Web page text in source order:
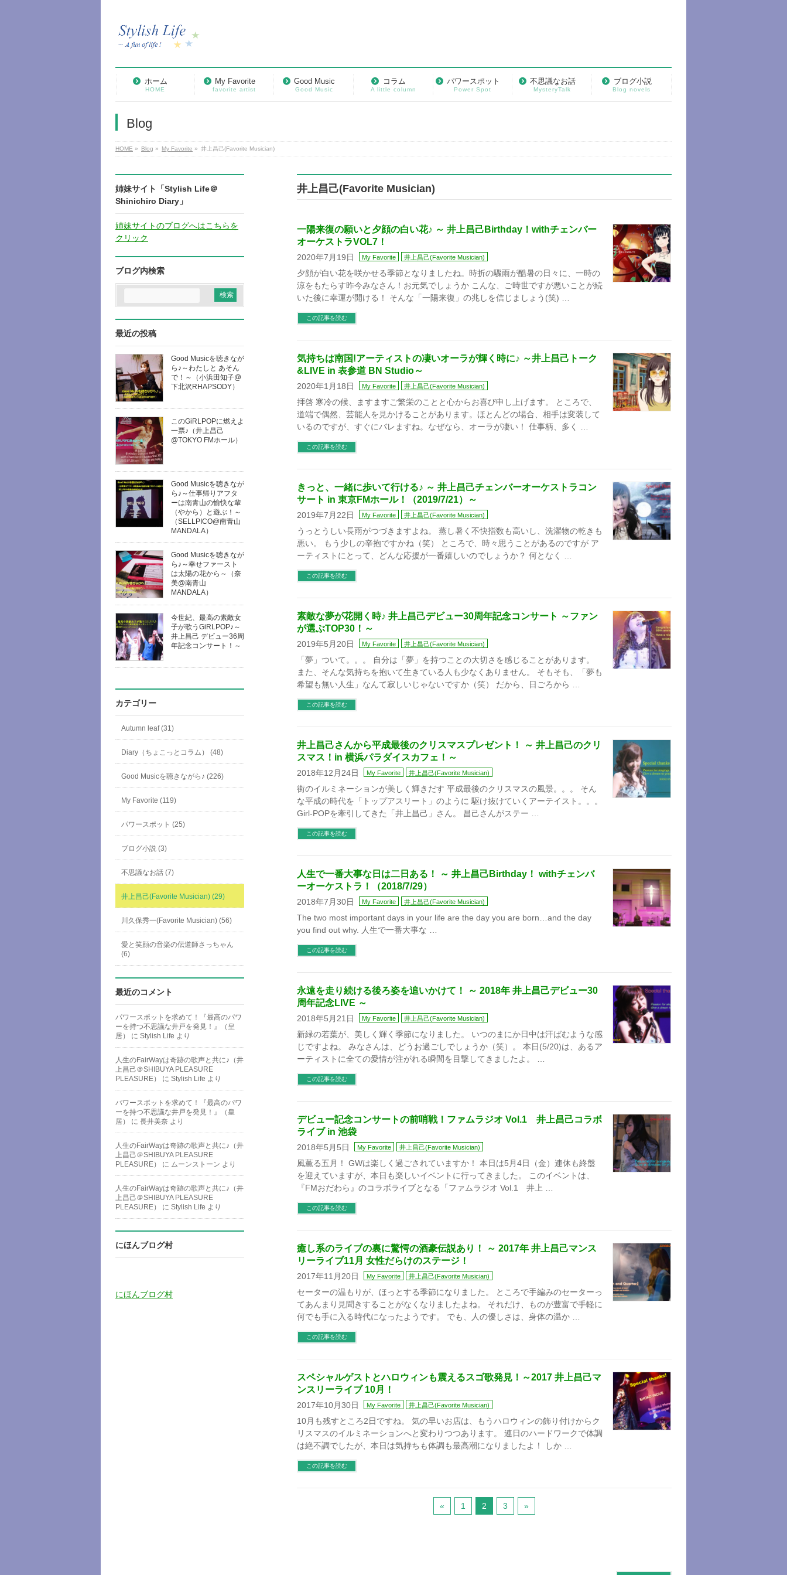
ホーム
HOME
My Favorite
favorite artist
Good Music
Good Music
コラム
A little column
パワースポット
Power Spot
不思議なお話
MysteryTalk
ブログ小説
Blog novels
Blog
HOME » Blog » My Favorite » 井上昌己(Favorite Musician)
井上昌己(Favorite Musician)
一陽来復の願いと夕顔の白い花♪ ～ 井上昌己Birthday！withチェンバー
オーケストラVOL7！
2020年7月19日 My Favorite 井上昌己(Favorite Musician)
夕顔が白い花を咲かせる季節となりましたね。時折の驟雨が酷暑の日々に、一時の
涼をもたらす昨今みなさん！お元気でしょうか こんな、ご時世ですが悪いことが続
いた後に幸運が開ける！ そんな「一陽来復」の兆しを信じましょう(笑) …
この記事を読む
気持ちは南国!アーティストの凄いオーラが輝く時に♪ ～井上昌己トーク
&LIVE in 表参道 BN Studio～
2020年1月18日 My Favorite 井上昌己(Favorite Musician)
拝啓 寒冷の候、ますますご繁栄のことと心からお喜び申し上げます。 ところで、
道端で偶然、芸能人を見かけることがあります。ほとんどの場合、相手は変装して
いるのですが、すぐにバレますね。なぜなら、オーラが凄い！ 仕事柄、多く …
この記事を読む
きっと、一緒に歩いて行ける♪ ～ 井上昌己チェンバーオーケストラコン
サート in 東京FMホール！（2019/7/21）～
2019年7月22日 My Favorite 井上昌己(Favorite Musician)
うっとうしい長雨がつづきますよね。 蒸し暑く不快指数も高いし、洗濯物の乾きも
悪い。 もう少しの辛抱ですかね（笑） ところで、時々思うことがあるのですが ア
ーティストにとって、どんな応援が一番嬉しいのでしょうか？ 何となく …
この記事を読む
素敵な夢が花開く時♪ 井上昌己デビュー30周年記念コンサート ～ファン
が選ぶTOP30！～
2019年5月20日 My Favorite 井上昌己(Favorite Musician)
「夢」ついて。。。 自分は「夢」を持つことの大切さを感じることがあります。
また、そんな気持ちを抱いて生きている人も少なくありません。 そもそも、「夢も
希望も無い人生」なんて寂しいじゃないですか（笑） だから、日ごろから …
この記事を読む
井上昌己さんから平成最後のクリスマスプレゼント！ ～ 井上昌己のクリ
スマス！in 横浜パラダイスカフェ！～
2018年12月24日 My Favorite 井上昌己(Favorite Musician)
街のイルミネーションが美しく輝きだす 平成最後のクリスマスの風景。。。 そん
な平成の時代を「トップアスリート」のように 駆け抜けていくアーテイスト。。。
Girl-POPを牽引してきた「井上昌己」さん。 昌己さんがステー …
この記事を読む
人生で一番大事な日は二日ある！ ～ 井上昌己Birthday！ withチェンバ
ーオーケストラ！（2018/7/29）
2018年7月30日 My Favorite 井上昌己(Favorite Musician)
The two most important days in your life are the day you are born…and the day
you find out why. 人生で一番大事な …
この記事を読む
永遠を走り続ける後ろ姿を追いかけて！ ～ 2018年 井上昌己デビュー30
周年記念LIVE ～
2018年5月21日 My Favorite 井上昌己(Favorite Musician)
新緑の若葉が、美しく輝く季節になりました。 いつのまにか日中は汗ばむような感
じですよね。 みなさんは、どうお過ごしでしょうか（笑）。 本日(5/20)は、あるア
ーティストに全ての愛情が注がれる瞬間を目撃してきましたよ。 …
この記事を読む
デビュー記念コンサートの前哨戦！ファムラジオ Vol.1 井上昌己コラボ
ライブ in 池袋
2018年5月5日 My Favorite 井上昌己(Favorite Musician)
風薫る五月！ GWは楽しく過ごされていますか！ 本日は5月4日（金）連休も終盤
を迎えていますが、本日も楽しいイベントに行ってきました。 このイベントは、
『FMおだわら』のコラボライブとなる「ファムラジオ Vol.1 井上 …
この記事を読む
癒し系のライブの裏に驚愕の酒豪伝説あり！ ～ 2017年 井上昌己マンス
リーライブ11月 女性だらけのステージ！
2017年11月20日 My Favorite 井上昌己(Favorite Musician)
セーターの温もりが、ほっとする季節になりました。 ところで手編みのセーターっ
てあんまり見聞きすることがなくなりましたよね。 それだけ、ものが豊富で手軽に
何でも手に入る時代になったようです。 でも、人の優しさは、身体の温か …
この記事を読む
スペシャルゲストとハロウィンも震えるスゴ歌発見！～2017 井上昌己マ
ンスリーライブ 10月！
2017年10月30日 My Favorite 井上昌己(Favorite Musician)
10月も残すところ2日ですね。 気の早いお店は、もうハロウィンの飾り付けからク
リスマスのイルミネーションへと変わりつつあります。 連日のハードワークで体調
は絶不調でしたが、本日は気持ちも体調も最高潮になりましたよ！ しか …
この記事を読む
« 1 2 3 »
姉妹サイト「Stylish Life＠
Shinichiro Diary」
姉妹サイトのブログへはこちらを
クリック
ブログ内検索
最近の投稿
Good Musicを聴きなが
ら♪～わたしと あそん
で！～（小浜田知子@
下北沢RHAPSODY）
このGiRLPOPに燃えよ
一票♪（井上昌己
@TOKYO FMホール）
Good Musicを聴きなが
ら♪～仕事帰りアフタ
ーは南青山の愉快な輩
（やから）と遊ぶ！～
（SELLPICO@南青山
MANDALA）
Good Musicを聴きなが
ら♪～幸せファースト
は太陽の花から～（奈
美@南青山
MANDALA）
今世紀、最高の素敵女
子が歌うGiRLPOP♪～
井上昌己 デビュー36周
年記念コンサート！～
カテゴリー
Autumn leaf (31)
Diary（ちょこっとコラム） (48)
Good Musicを聴きながら♪ (226)
My Favorite (119)
パワースポット (25)
ブログ小説 (3)
不思議なお話 (7)
井上昌己(Favorite Musician) (29)
川久保秀一(Favorite Musician) (56)
愛と笑顔の音楽の伝道師さっちゃん
(6)
最近のコメント
パワースポットを求めて！『最高のパワ
ーを持つ不思議な井戸を発見！』（皇
居）
に Stylish Life より
人生のFairWayは奇跡の歌声と共に♪（井
上昌己＠SHIBUYA PLEASURE
PLEASURE）
に Stylish Life より
パワースポットを求めて！『最高のパワ
ーを持つ不思議な井戸を発見！』（皇
居）
に 長井美奈 より
人生のFairWayは奇跡の歌声と共に♪（井
上昌己＠SHIBUYA PLEASURE
PLEASURE）
に ムーンストーン より
人生のFairWayは奇跡の歌声と共に♪（井
上昌己＠SHIBUYA PLEASURE
PLEASURE）
に Stylish Life より
にほんブログ村
にほんブログ村